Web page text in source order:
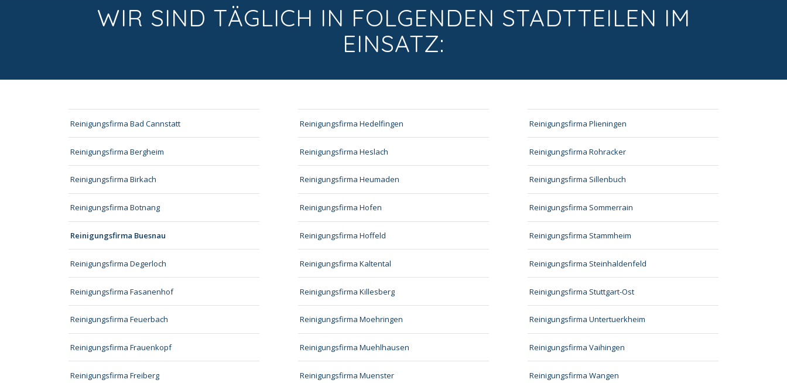
WIR SIND TÄGLICH IN FOLGENDEN STADTTEILEN IM
EINSATZ:
Reinigungsfirma Bad Cannstatt
Reinigungsfirma Bergheim
Reinigungsfirma Birkach
Reinigungsfirma Botnang
Reinigungsfirma Buesnau
Reinigungsfirma Degerloch
Reinigungsfirma Fasanenhof
Reinigungsfirma Feuerbach
Reinigungsfirma Frauenkopf
Reinigungsfirma Freiberg
Reinigungsfirma Hedelfingen
Reinigungsfirma Heslach
Reinigungsfirma Heumaden
Reinigungsfirma Hofen
Reinigungsfirma Hoffeld
Reinigungsfirma Kaltental
Reinigungsfirma Killesberg
Reinigungsfirma Moehringen
Reinigungsfirma Muehlhausen
Reinigungsfirma Muenster
Reinigungsfirma Plieningen
Reinigungsfirma Rohracker
Reinigungsfirma Sillenbuch
Reinigungsfirma Sommerrain
Reinigungsfirma Stammheim
Reinigungsfirma Steinhaldenfeld
Reinigungsfirma Stuttgart-Ost
Reinigungsfirma Untertuerkheim
Reinigungsfirma Vaihingen
Reinigungsfirma Wangen